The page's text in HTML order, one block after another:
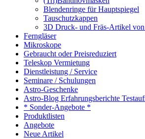
Blendenringe für Hauptspiegel
Tauschutzkappen
3D Druck- und Fräs-Artikel von
Ferngläser
Mikroskope
Gebraucht oder Preisreduziert
Teleskop Vermietung
Dienstleistung / Service
Seminare / Schulungen
Astro-Geschenke
Astro-Blog Erfahrungsberichte
* Sonder-Angebote *
Produktlisten
Angebote
Neue Artikel